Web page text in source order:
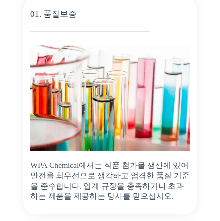
01. 품질보증
WPA Chemical에서는 식품 첨가물 생산에 있어
안전을 최우선으로 생각하고 엄격한 품질 기준
을 준수합니다. 업계 규정을 충족하거나 초과
하는 제품을 제공하는 당사를 믿으십시오.